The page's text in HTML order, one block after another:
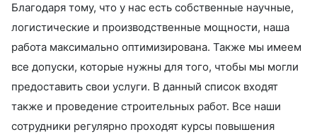
Благодаря тому, что у нас есть собственные научные,
логистические и производственные мощности, наша
работа максимально оптимизирована. Также мы имеем
все допуски, которые нужны для того, чтобы мы могли
предоставить свои услуги. В данный список входят
также и проведение строительных работ. Все наши
сотрудники регулярно проходят курсы повышения